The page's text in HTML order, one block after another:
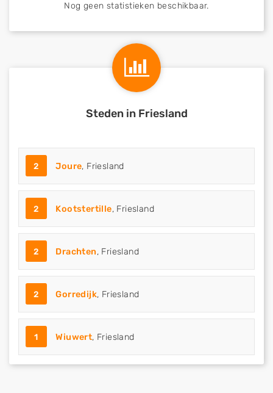
Nog geen statistieken beschikbaar.
Steden in Friesland
2 Joure, Friesland
2 Kootstertille, Friesland
2 Drachten, Friesland
2 Gorredijk, Friesland
1 Wiuwert, Friesland